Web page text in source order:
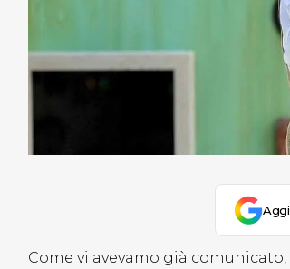
Come vi avevamo già